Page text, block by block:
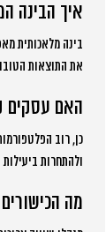
איך הבינה
בינה מלאכותית
את התוצאות
האם עסקים
כן, רוב
ולהתחרות
מה